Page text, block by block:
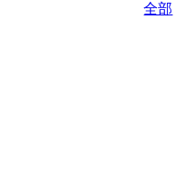
全部